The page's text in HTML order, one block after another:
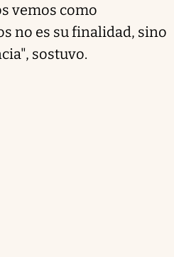
vemos como
no es su finalidad, sino
sostuvo.